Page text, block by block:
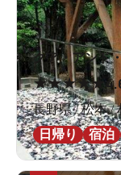
クア・アンド
★★★★★
長野県 / 松本 /
日帰り
宿泊